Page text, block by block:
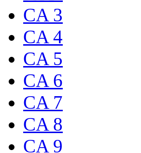
CA 3
CA 4
CA 5
CA 6
CA 7
CA 8
CA 9